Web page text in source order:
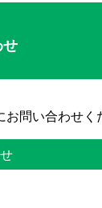
お問い合わせく